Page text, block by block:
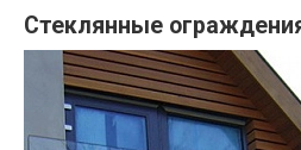
Стеклянные